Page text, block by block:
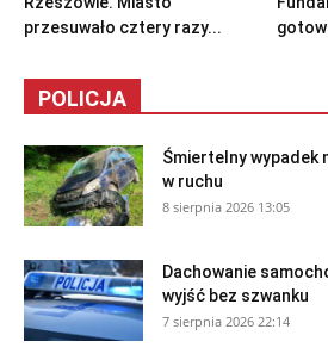
przesuwało cztery razy...
POLICJA
Śmiertelny wypadek
w ruchu
8 sierpnia 2026 13:05
Dachowanie
wyjść bez szwanku
7 sierpnia 2026 22:14